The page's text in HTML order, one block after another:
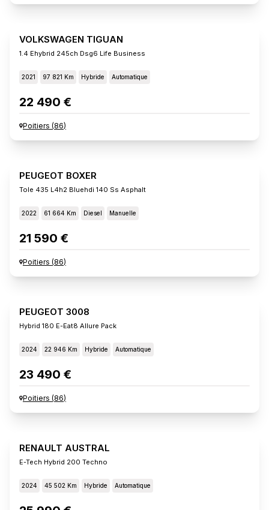
VOLKSWAGEN TIGUAN
1.4 Ehybrid 245ch Dsg6 Life Business
2021 97 821 Km Hybride Automatique
22 490 €
Poitiers (86)
PEUGEOT BOXER
Tole 435 L4h2 Bluehdi 140 Ss Asphalt
2022 61 664 Km Diesel Manuelle
21 590 €
Poitiers (86)
PEUGEOT 3008
Hybrid 180 E-Eat8 Allure Pack
2024 22 946 Km Hybride Automatique
23 490 €
Poitiers (86)
RENAULT AUSTRAL
E-Tech Hybrid 200 Techno
2024 45 502 Km Hybride Automatique